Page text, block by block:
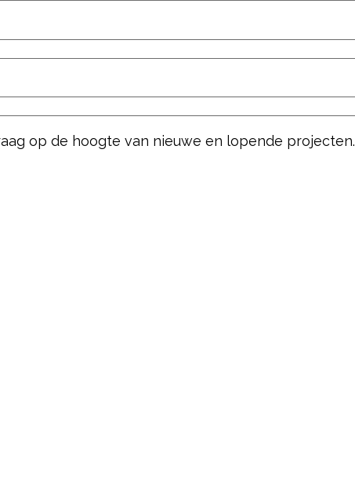
op de hoogte van nieuwe en lopende projecten.